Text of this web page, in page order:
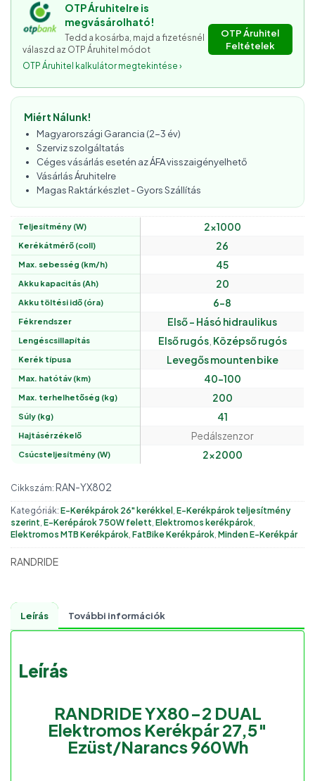
OTP Áruhitelre is
megvásárolható!
Tedd a kosárba, majd a fizetésnél
válaszd az OTP Áruhitel módot
OTP Áruhitel kalkulátor megtekintése ›
OTP Áruhitel
Feltételek
Miért Nálunk!
Magyarországi Garancia (2-3 év)
Szerviz szolgáltatás
Céges vásárlás esetén az ÁFA visszaigényelhető
Vásárlás Áruhitelre
Magas Raktár készlet - Gyors Szállítás
Teljesítmény (W) 2×1000
Kerékátmérő (coll) 26
Max. sebesség (km/h) 45
Akku kapacitás (Ah) 20
Akku töltési idő (óra) 6-8
Fékrendszer Első – Hásó hidraulikus
Lengéscsillapítás Első rugós, Középső rugós
Kerék típusa Levegős mounten bike
Max. hatótáv (km) 40-100
Max. terhelhetőség (kg) 200
Súly (kg) 41
Hajtásérzékelő Pedálszenzor
Csúcsteljesítmény (W) 2×2000
Cikkszám: RAN-YX802
Kategóriák: E-Kerékpárok 26" kerékkel , E-Kerékpárok teljesítmény
szerint, E-Kerépárok 750W felett, Elektromos kerékpárok,
Elektromos MTB Kerékpárok, FatBike Kerékpárok, Minden E-Kerékpár
RANDRIDE
Leírás További információk
Leírás
RANDRIDE YX80-2 DUAL
Elektromos Kerékpár 27,5″
Ezüst/Narancs 960Wh